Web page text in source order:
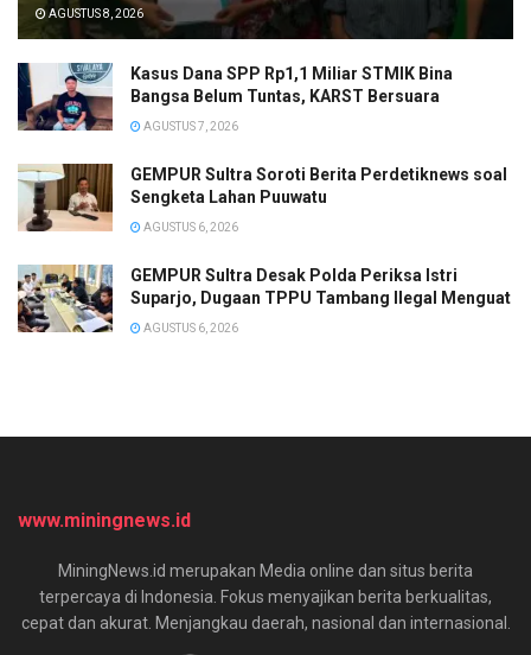
AGUSTUS 8, 2026
Kasus Dana SPP Rp1,1 Miliar STMIK Bina
Bangsa Belum Tuntas, KARST Bersuara
AGUSTUS 7, 2026
GEMPUR Sultra Soroti Berita Perdetiknews soal
Sengketa Lahan Puuwatu
AGUSTUS 6, 2026
GEMPUR Sultra Desak Polda Periksa Istri
Suparjo, Dugaan TPPU Tambang Ilegal Menguat
AGUSTUS 6, 2026
www.miningnews.id
MiningNews.id merupakan Media online dan situs berita
terpercaya di Indonesia. Fokus menyajikan berita berkualitas,
cepat dan akurat. Menjangkau daerah, nasional dan internasional.